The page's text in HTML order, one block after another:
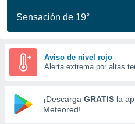
calidad.
a este
las
y
forma
digital
basada
Sensación de 19°
Aviso de nivel rojo
Alerta extrema por altas
¡Descarga GRATIS la
Meteored!